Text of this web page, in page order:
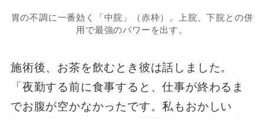
胃の不調に一番効く「中脘」（赤枠）。上脘、下脘との併
用で最強のパワーを出す。
施術後、お茶を飲むとき彼は話しました。
「夜勤する前に食事すると、仕事が終わるま
でお腹が空かなかったです。私もおかしい